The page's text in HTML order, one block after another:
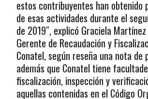
estos contribuyentes han obtenido
de esas actividades durante el
de 2019″, explicó Graciela
Gerente de Recaudación y
Conatel, según reseña una nota de
además que Conatel tiene
fiscalización, inspección y
aquellas contenidas en el Código